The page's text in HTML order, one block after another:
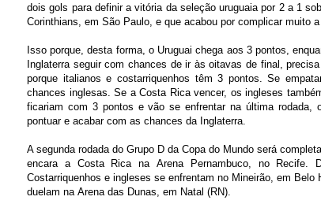
dois gols para definir a vitória da seleção uruguaia por 2 a 1
Corinthians, em São Paulo, e que acabou por complicar muito
Isso porque, desta forma, o Uruguai chega aos 3 pontos,
Inglaterra seguir com chances de ir às oitavas de final,
porque italianos e costarriquenhos têm 3 pontos. Se
chances inglesas. Se a Costa Rica vencer, os ingleses
ficariam com 3 pontos e vão se enfrentar na última rodada,
pontuar e acabar com as chances da Inglaterra.
A segunda rodada do Grupo D da Copa do Mundo será
encara a Costa Rica na
Arena Pernambuco, no Recife.
Costarriquenhos e ingleses se enfrentam no Mineirão, em Belo
duelam na Arena das Dunas, em Natal (RN).